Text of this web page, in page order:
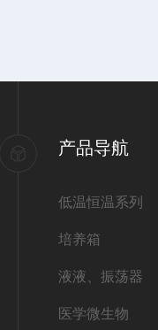
产品导航
低温恒温系列
培养箱
液液、振荡器
医学微生物